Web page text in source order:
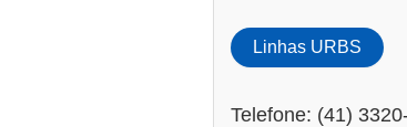
Linhas URBS
Telefone: (41)